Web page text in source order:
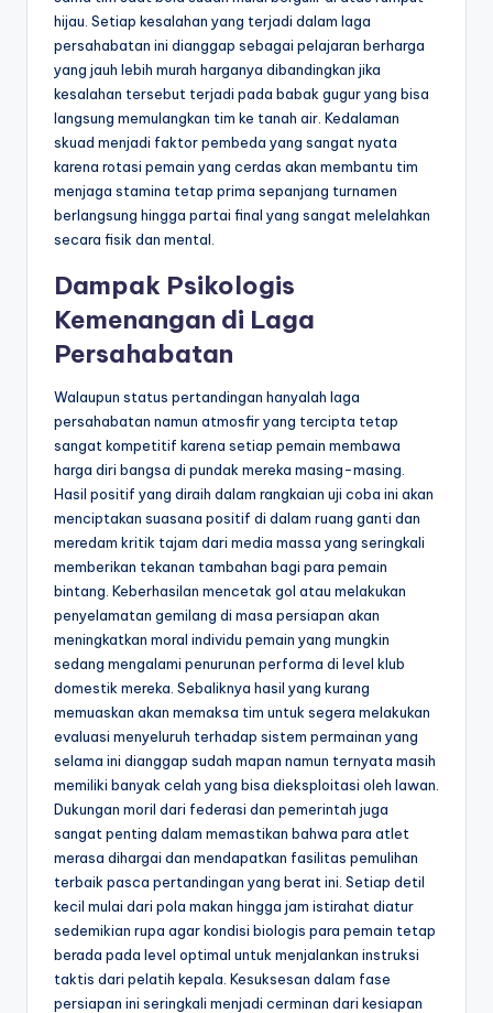
hijau. Setiap kesalahan yang terjadi dalam laga
persahabatan ini dianggap sebagai pelajaran berharga
yang jauh lebih murah harganya dibandingkan jika
kesalahan tersebut terjadi pada babak gugur yang bisa
langsung memulangkan tim ke tanah air. Kedalaman
skuad menjadi faktor pembeda yang sangat nyata
karena rotasi pemain yang cerdas akan membantu tim
menjaga stamina tetap prima sepanjang turnamen
berlangsung hingga partai final yang sangat melelahkan
secara fisik dan mental.
Dampak Psikologis
Kemenangan di Laga
Persahabatan
Walaupun status pertandingan hanyalah laga
persahabatan namun atmosfir yang tercipta tetap
sangat kompetitif karena setiap pemain membawa
harga diri bangsa di pundak mereka masing-masing.
Hasil positif yang diraih dalam rangkaian uji coba ini akan
menciptakan suasana positif di dalam ruang ganti dan
meredam kritik tajam dari media massa yang seringkali
memberikan tekanan tambahan bagi para pemain
bintang. Keberhasilan mencetak gol atau melakukan
penyelamatan gemilang di masa persiapan akan
meningkatkan moral individu pemain yang mungkin
sedang mengalami penurunan performa di level klub
domestik mereka. Sebaliknya hasil yang kurang
memuaskan akan memaksa tim untuk segera melakukan
evaluasi menyeluruh terhadap sistem permainan yang
selama ini dianggap sudah mapan namun ternyata masih
memiliki banyak celah yang bisa dieksploitasi oleh lawan.
Dukungan moril dari federasi dan pemerintah juga
sangat penting dalam memastikan bahwa para atlet
merasa dihargai dan mendapatkan fasilitas pemulihan
terbaik pasca pertandingan yang berat ini. Setiap detil
kecil mulai dari pola makan hingga jam istirahat diatur
sedemikian rupa agar kondisi biologis para pemain tetap
berada pada level optimal untuk menjalankan instruksi
taktis dari pelatih kepala. Kesuksesan dalam fase
persiapan ini seringkali menjadi cerminan dari kesiapan